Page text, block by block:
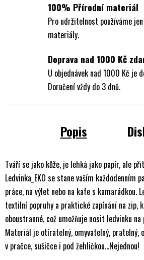
100% Přírodní materiál
Pro udržitelnost používáme
materiály.
Doprava nad 1000 Kč
U objednávek nad 1000 Kč je
Doručení vždy do 3 dnů.
Popis
Tváří se jako kůže, je lehká jako papír, ale
Ledvinka_EKO se stane vaším každodenním
práce, na výlet nebo na kafe s kamarádkou.
textilní popruhy a praktické zapínání na zip,
oboustranné, což umožňuje nosit ledvinku
Materiál je otíratelný, omyvatelný, pratelný,
v pračce, sušičce i pod žehličkou...Nejednou!